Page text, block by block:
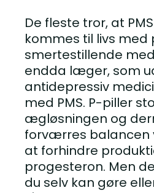
De fleste tror, at
kommes til livs
smertestillende
endda læger, som
antidepressiv
med PMS. P-piller
ægløsningen og
forværres balancen
at forhindre
progesteron. Men
du selv kan gøre